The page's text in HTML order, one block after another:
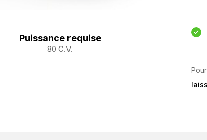
Puissance requise
80 C.V.